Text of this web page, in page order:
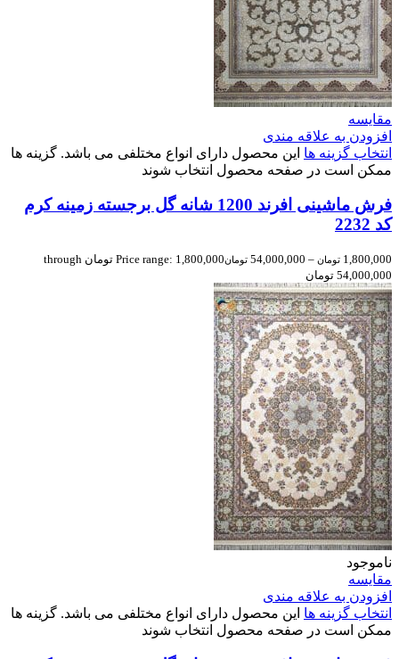
مقایسه
افزودن به علاقه مندی
انتخاب گزینه ها این محصول دارای انواع مختلفی می باشد. گزینه ها
ممکن است در صفحه محصول انتخاب شوند
فرش ماشینی افرند 1200 شانه گل برجسته زمینه کرم
کد 2232
1,800,000 تومان –
54,000,000 تومان
Price range: 1,800,000 تومان through
54,000,000 تومان
ناموجود
مقایسه
افزودن به علاقه مندی
انتخاب گزینه ها این محصول دارای انواع مختلفی می باشد. گزینه ها
ممکن است در صفحه محصول انتخاب شوند